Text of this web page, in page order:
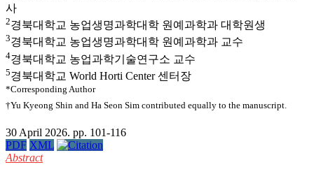
사
2경북대학교 농업생명과학대학 원예과학과 대학원생
3경북대학교 농업생명과학대학 원예과학과 교수
4경북대학교 농업과학기술연구소 교수
5경북대학교 World Horti Center 센터장
*Corresponding Author
†Yu Kyeong Shin and Ha Seon Sim contributed equally to the manuscript.
30 April 2026. pp. 101-116
PDF XML
Abstract